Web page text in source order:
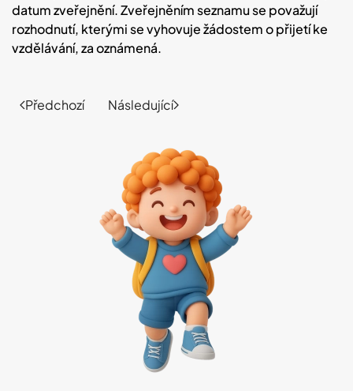
datum zveřejnění. Zveřejněním seznamu se považují
rozhodnutí, kterými se vyhovuje žádostem o přijetí ke
vzdělávání, za oznámená.
Předchozí Následující